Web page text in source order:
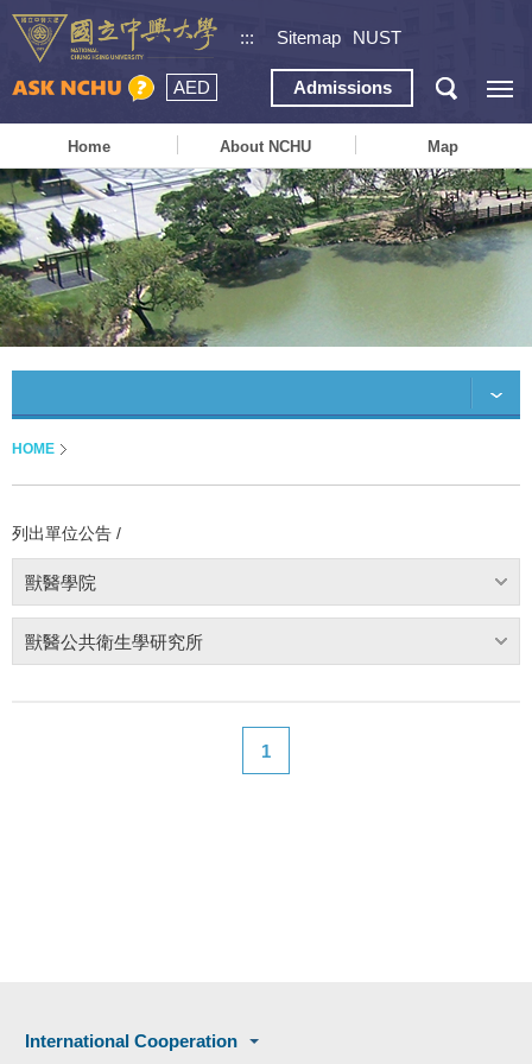
::: Sitemap NUST
AED Admissions
Home About NCHU Map
HOME
列出單位公告 /
獸醫學院
獸醫公共衛生學研究所
1
International Cooperation